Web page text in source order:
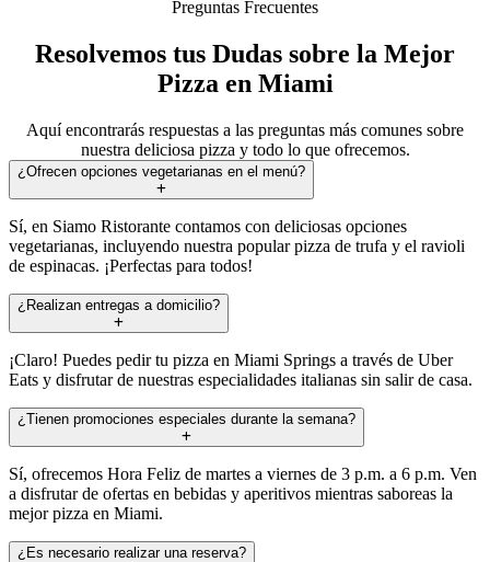
Preguntas Frecuentes
Resolvemos tus Dudas sobre la Mejor
Pizza en Miami
Aquí encontrarás respuestas a las preguntas más comunes sobre
nuestra deliciosa pizza y todo lo que ofrecemos.
¿Ofrecen opciones vegetarianas en el menú?
Sí, en Siamo Ristorante contamos con deliciosas opciones
vegetarianas, incluyendo nuestra popular pizza de trufa y el ravioli
de espinacas. ¡Perfectas para todos!
¿Realizan entregas a domicilio?
¡Claro! Puedes pedir tu pizza en Miami Springs a través de Uber
Eats y disfrutar de nuestras especialidades italianas sin salir de casa.
¿Tienen promociones especiales durante la semana?
Sí, ofrecemos Hora Feliz de martes a viernes de 3 p.m. a 6 p.m. Ven
a disfrutar de ofertas en bebidas y aperitivos mientras saboreas la
mejor pizza en Miami.
¿Es necesario realizar una reserva?